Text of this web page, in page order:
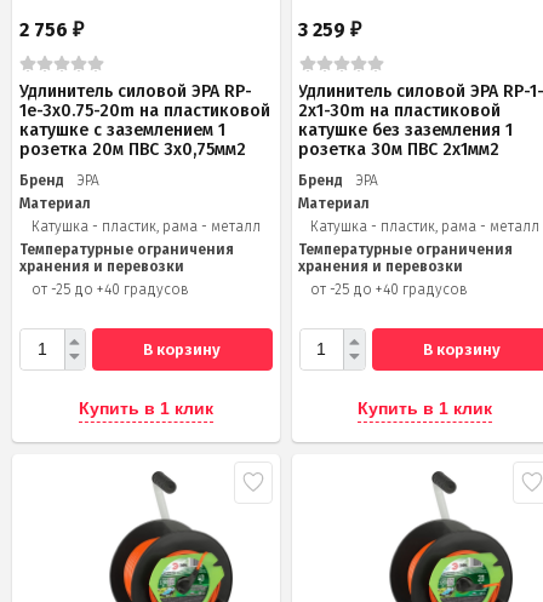
2 756 ₽
Удлинитель силовой ЭРА RP-
1e-3х0.75-20m на пластиковой
катушке c заземлением 1
розетка 20м ПВС 3х0,75мм2
Бренд
ЭРА
Материал
Катушка - пластик, рама - металл
Температурные ограничения
хранения и перевозки
от -25 до +40 градусов
В корзину
Купить в 1 клик
3 259₽
Удлинитель силовой ЭРА RP-
2x1-30m на пластиковой
катушке без заземления 1
розетка 30м ПВС 2x1мм2
Бренд
ЭРА
Материал
Катушка - пластик, рама - металл
Температурные ограничения
хранения и перевозки
от -25 до +40 градусов
В корзину
Купить в 1 клик